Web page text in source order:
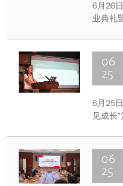
6月26
业典礼
表、辅
学子”
副书记
06
25
6月25
见成长
怡担
历，
阅读
06
25